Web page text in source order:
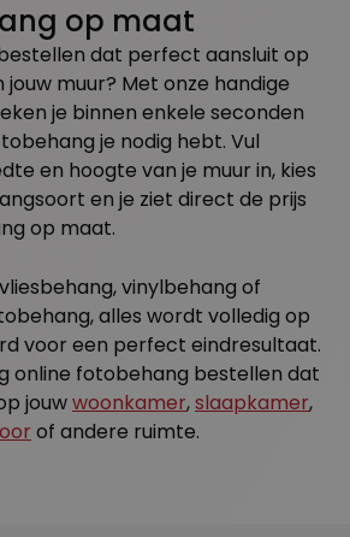
op maat
dat perfect aansluit op
muur? Met onze handige
je binnen enkele seconden
je nodig hebt. Vul
en hoogte van je muur in, kies
en je ziet direct de prijs
op maat.
vinylbehang of
alles wordt volledig op
voor een perfect eindresultaat.
online fotobehang bestellen dat
jouwwoonkamer,slaapkamer,
of andere ruimte.